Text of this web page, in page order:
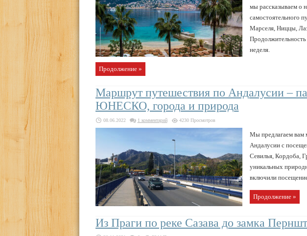
мы рассказываем о
самостоятельного
Марселя, Ниццы,
неделя.
Продолжение »
Маршрут путешествия по Андалусии –
ЮНЕСКО, города и природа
08.06.2022 1 комментарий 4230 Просмотров
Мы предлагаем вам
Андалусии с
Севилья, Кордоба,
уникальных
включили
Продолжение »
Из Праги по реке Сазава до замка